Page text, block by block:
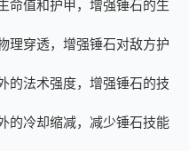
命值和护甲，增强锤石的生
理穿透，增强锤石对敌方护
的法术强度，增强锤石的技
的冷却缩减，减少锤石技能